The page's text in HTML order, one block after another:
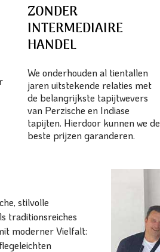
ZONDER
INTERMEDIAIRE
HANDEL
We onderhouden al tientallen
jaren uitstekende relaties met
de belangrijkste tapijtwevers
van Perzische en Indiase
tapijten. Hierdoor kunnen we de
beste prijzen garanderen.
stilvolle
traditionsreiches
moderner Vielfalt: